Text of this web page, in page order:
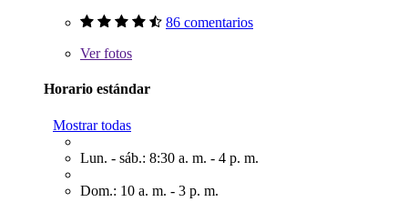
86 comentarios
Verfotos
Horario estándar
Mostrar todas
Lun. - sáb.: 8:30 a. m. - 4 p. m.
Dom.: 10 a. m. - 3 p. m.